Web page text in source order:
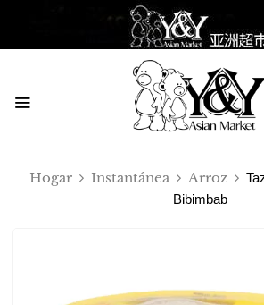
Hogar Instantánea Arroz
Bibimbab